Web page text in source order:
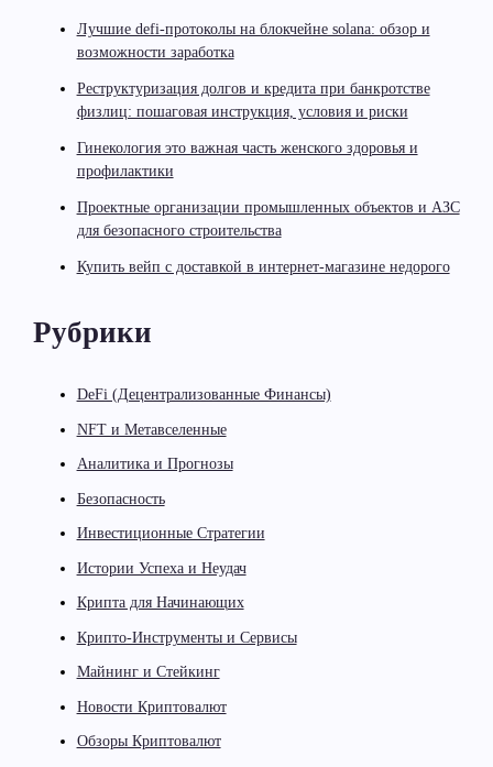
Лучшие defi-протоколы на блокчейне solana: обзор и
возможности заработка
Реструктуризация долгов и кредита при банкротстве
физлиц: пошаговая инструкция, условия и риски
Гинекология это важная часть женского здоровья и
профилактики
Проектные организации промышленных объектов и АЗС
для безопасного строительства
Купить вейп с доставкой в интернет-магазине недорого
Рубрики
DeFi (Децентрализованные Финансы)
NFT и Метавселенные
Аналитика и Прогнозы
Безопасность
Инвестиционные Стратегии
Истории Успеха и Неудач
Крипта для Начинающих
Крипто-Инструменты и Сервисы
Майнинг и Стейкинг
Новости Криптовалют
Обзоры Криптовалют